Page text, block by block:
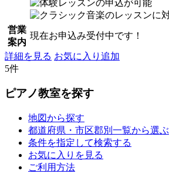
営業
案内
現在お申込み受付中です！
詳細を見る お気に入り追加
5件
ピアノ教室を探す
地図から探す
都道府県・市区郡別一覧から選ぶ
条件を指定して検索する
お気に入りを見る
ご利用方法